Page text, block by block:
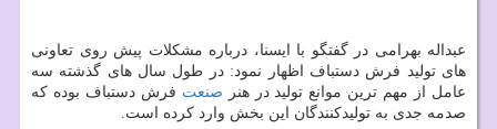
عبداله بهرامی در گفتگو با ایسنا، درباره مشکلات پیش روی تعاونی
های تولید فرش دستباف اظهار نمود: در طول سال های گذشته سه
عامل از مهم ترین موانع تولید در هنر صنعت فرش دستباف بوده که
صدمه جدی به تولیدکنندگان این بخش وارد کرده است.